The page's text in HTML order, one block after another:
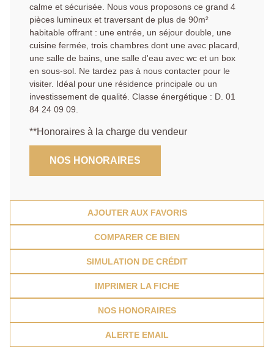
calme et sécurisée. Nous vous proposons ce grand 4
pièces lumineux et traversant de plus de 90m²
habitable offrant : une entrée, un séjour double, une
cuisine fermée, trois chambres dont une avec placard,
une salle de bains, une salle d'eau avec wc et un box
en sous-sol. Ne tardez pas à nous contacter pour le
visiter. Idéal pour une résidence principale ou un
investissement de qualité. Classe énergétique : D. 01
84 24 09 09.
**Honoraires à la charge du vendeur
NOS HONORAIRES
AJOUTER AUX FAVORIS
COMPARER CE BIEN
SIMULATION DE CRÉDIT
IMPRIMER LA FICHE
NOS HONORAIRES
ALERTE EMAIL